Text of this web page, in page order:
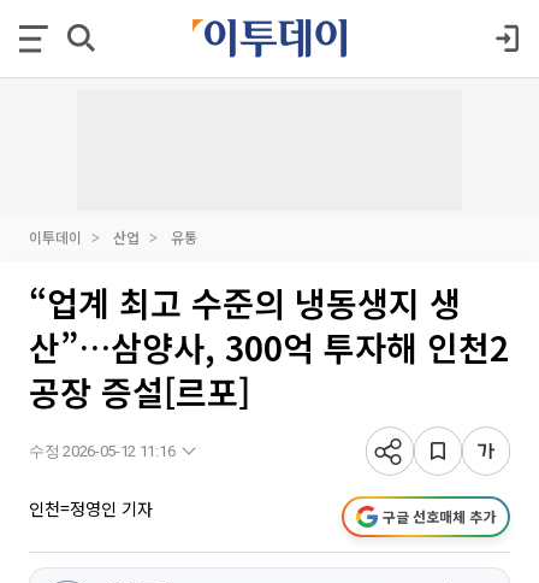
이투데이 산업 유통
“업계 최고 수준의 냉동생지 생
산”…삼양사, 300억 투자해 인천2
공장 증설[르포]
수정 2026-05-12 11:16
인천=정영인 기자 구글 선호매체 추가